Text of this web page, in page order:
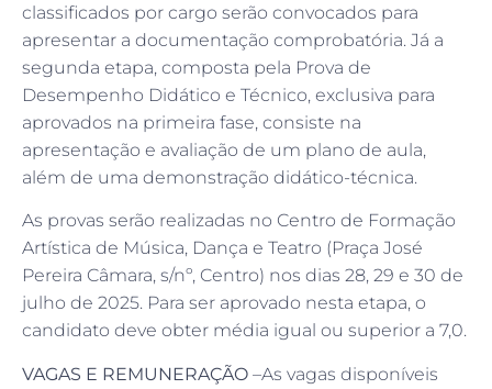
classificados por cargo serão convocados para
apresentar a documentação comprobatória. Já a
segunda etapa, composta pela Prova de
Desempenho Didático e Técnico, exclusiva para
aprovados na primeira fase, consiste na
apresentação e avaliação de um plano de aula,
além de uma demonstração didático-técnica.
As provas serão realizadas no Centro de Formação
Artística de Música, Dança e Teatro (Praça José
Pereira Câmara, s/nº, Centro) nos dias 28, 29 e 30 de
julho de 2025. Para ser aprovado nesta etapa, o
candidato deve obter média igual ou superior a 7,0.
VAGAS E REMUNERAÇÃO –As vagas disponíveis